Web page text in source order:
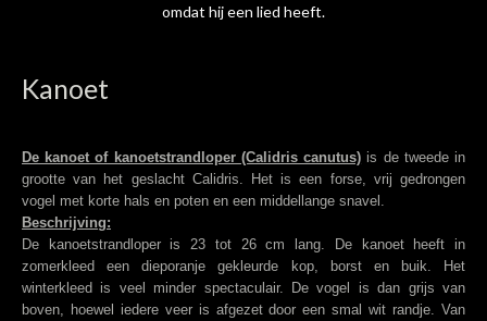
omdat hij een lied heeft.
Kanoet
De kanoet of kanoetstrandloper (Calidris canutus) is de tweede in
grootte van het geslacht Calidris. Het is een forse, vrij gedrongen
vogel met korte hals en poten en een middellange snavel.
Beschrijving:
De kanoetstrandloper is 23 tot 26 cm lang. De kanoet heeft in
zomerkleed een dieporanje gekleurde kop, borst en buik. Het
winterkleed is veel minder spectaculair. De vogel is dan grijs van
boven, hoewel iedere veer is afgezet door een smal wit randje. Van